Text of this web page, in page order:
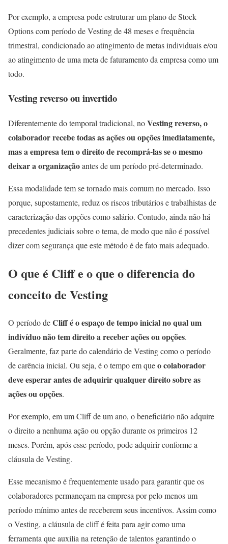
Por exemplo, a empresa pode estruturar um plano de Stock
Options com período de Vesting de 48 meses e frequência
trimestral, condicionado ao atingimento de metas individuais e/ou
ao atingimento de uma meta de faturamento da empresa como um
todo.
Vesting reverso ou invertido
Diferentemente do temporal tradicional, noVesting reverso, o
colaborador recebe todas as ações ou opções imediatamente,
mas a empresa tem o direito de recomprá-las se o mesmo
deixar a organizaçãoantes de um período pré-determinado.
Essa modalidade tem se tornado mais comum no mercado. Isso
porque, supostamente, reduz os riscos tributários e trabalhistas de
caracterização das opções como salário. Contudo, ainda não há
precedentes judiciais sobre o tema, de modo que não é possível
dizer com segurança que este método é de fato mais adequado.
O que é Cliff e o que o diferencia do
conceito de Vesting
O período deCliff é o espaço de tempo inicial no qual um
indivíduo não tem direito a receber ações ou opções.
Geralmente, faz parte do calendário de Vesting como o período
de carência inicial. Ou seja, é o tempo em queo colaborador
deve esperar antes de adquirir qualquer direito sobre as
ações ou opções.
Por exemplo, em um Cliff de um ano, o beneficiário não adquire
o direito a nenhuma ação ou opção durante os primeiros 12
meses. Porém, após esse período, pode adquirir conforme a
cláusula de Vesting.
Esse mecanismo é frequentemente usado para garantir que os
colaboradores permaneçam na empresa por pelo menos um
período mínimo antes de receberem seus incentivos. Assim como
o Vesting, a cláusula de cliff é feita para agir como uma
ferramenta que auxilia na retenção de talentos garantindo o